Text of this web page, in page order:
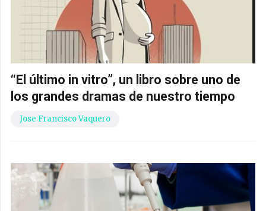
“El último in vitro”, un libro sobre uno de
los grandes dramas de nuestro tiempo
Jose Francisco Vaquero